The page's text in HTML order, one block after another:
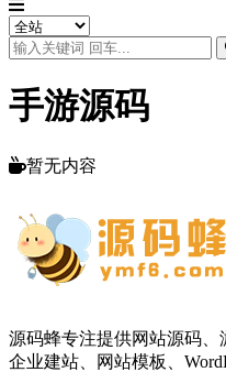
手游源码
暂无内容
源码蜂专注提供网站源码
企业建站、网站模板、